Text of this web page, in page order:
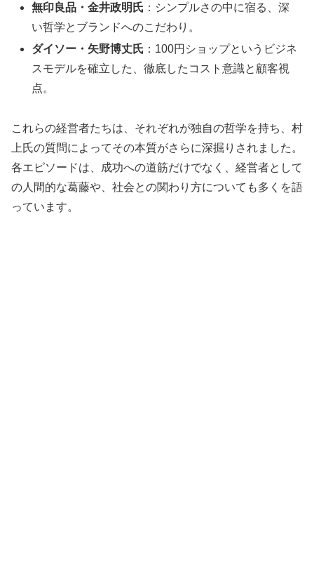
無印良品・金井政明氏 ：シンプルさの中に宿る、深
い哲学とブランドへのこだわり。
ダイソー・矢野博丈氏 ：100円ショップというビジネ
スモデルを確立した、徹底したコスト意識と顧客視
点。
これらの経営者たちは、それぞれが独自の哲学を持ち、村
上氏の質問によってその本質がさらに深掘りされました。
各エピソードは、成功への道筋だけでなく、経営者として
の人間的な葛藤や、社会との関わり方についても多くを語
っています。